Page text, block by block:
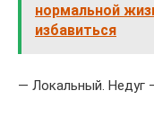
нормальной
избавиться
— Локальный. Недуг